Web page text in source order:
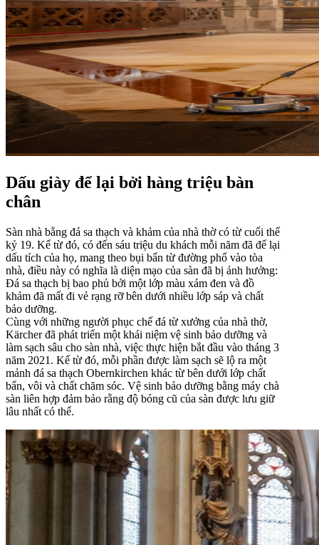
Dấu giày để lại bởi hàng triệu bàn
chân
Sàn nhà bằng đá sa thạch và khảm của nhà thờ có từ cuối thế
kỷ 19. Kể từ đó, có đến sáu triệu du khách mỗi năm đã để lại
dấu tích của họ, mang theo bụi bẩn từ đường phố vào tòa
nhà, điều này có nghĩa là diện mạo của sàn đã bị ảnh hưởng:
Đá sa thạch bị bao phủ bởi một lớp màu xám đen và đồ
khảm đã mất đi vẻ rạng rỡ bên dưới nhiều lớp sáp và chất
bảo dưỡng.
Cùng với những người phục chế đá từ xưởng của nhà thờ,
Kärcher đã phát triển một khái niệm vệ sinh bảo dưỡng và
làm sạch sâu cho sàn nhà, việc thực hiện bắt đầu vào tháng 3
năm 2021. Kể từ đó, mỗi phần được làm sạch sẽ lộ ra một
mảnh đá sa thạch Obernkirchen khác từ bên dưới lớp chất
bẩn, vôi và chất chăm sóc. Vệ sinh bảo dưỡng bằng máy chà
sàn liên hợp đảm bảo rằng độ bóng cũ của sàn được lưu giữ
lâu nhất có thể.